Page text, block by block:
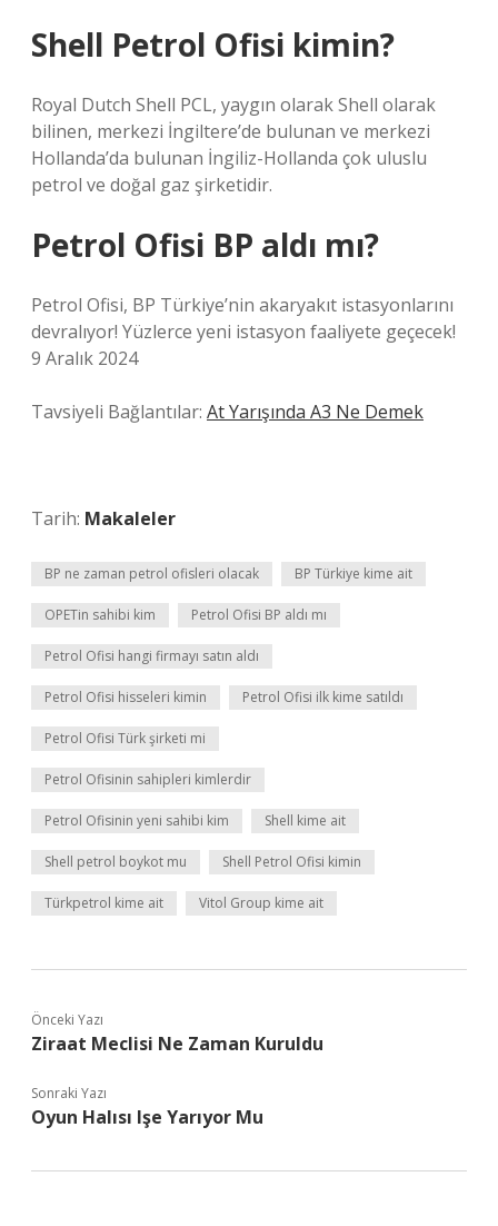
Shell Petrol Ofisi kimin?
Royal Dutch Shell PCL, yaygın olarak Shell olarak
bilinen, merkezi İngiltere’de bulunan ve merkezi
Hollanda’da bulunan İngiliz-Hollanda çok uluslu
petrol ve doğal gaz şirketidir.
Petrol Ofisi BP aldı mı?
Petrol Ofisi, BP Türkiye’nin akaryakıt istasyonlarını
devralıyor! Yüzlerce yeni istasyon faaliyete geçecek!
9 Aralık 2024
Tavsiyeli Bağlantılar: At Yarışında A3 Ne Demek
Tarih: Makaleler
BP ne zaman petrol ofisleri olacak BP Türkiye kime ait
OPETin sahibi kim Petrol Ofisi BP aldı mı
Petrol Ofisi hangi firmayı satın aldı
Petrol Ofisi hisseleri kimin Petrol Ofisi ilk kime satıldı
Petrol Ofisi Türk şirketi mi
Petrol Ofisinin sahipleri kimlerdir
Petrol Ofisinin yeni sahibi kim Shell kime ait
Shell petrol boykot mu Shell Petrol Ofisi kimin
Türkpetrol kime ait Vitol Group kime ait
Önceki Yazı
Ziraat Meclisi Ne Zaman Kuruldu
Sonraki Yazı
Oyun Halısı Işe Yarıyor Mu